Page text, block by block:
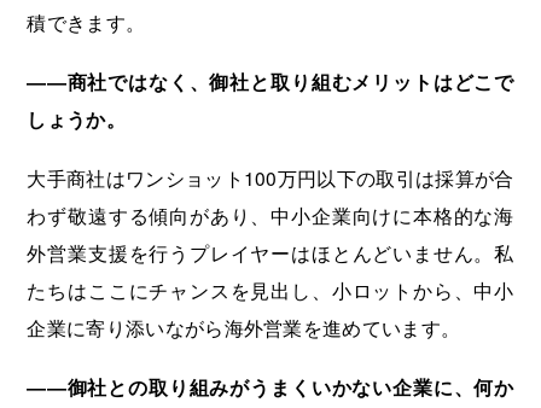
積できます。
――商社ではなく、御社と取り組むメリットはどこで
しょうか。
大手商社はワンショット100万円以下の取引は採算が合
わず敬遠する傾向があり、中小企業向けに本格的な海
外営業支援を行うプレイヤーはほとんどいません。私
たちはここにチャンスを見出し、小ロットから、中小
企業に寄り添いながら海外営業を進めています。
――御社との取り組みがうまくいかない企業に、何か